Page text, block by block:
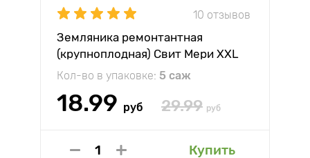
10 отзывов
Земляника ремонтантная
(крупноплодная) Свит Мери XXL
Кол-во в упаковке: 5 саж
18.99 руб 29.99 руб
Купить